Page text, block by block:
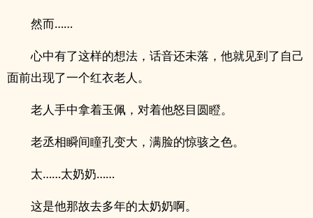
然而……
心中有了这样的想法，话音还未落，他就见到了自己
面前出现了一个红衣老人。
老人手中拿着玉佩，对着他怒目圆瞪。
老丞相瞬间瞳孔变大，满脸的惊骇之色。
太……太奶奶……
这是他那故去多年的太奶奶啊。